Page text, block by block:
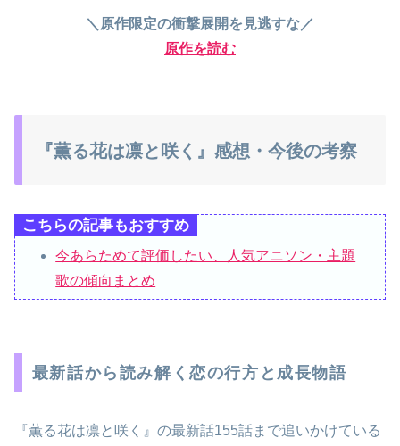
＼原作限定の衝撃展開を見逃すな／
原作を読む
『薫る花は凛と咲く』感想・今後の考察
こちらの記事もおすすめ
今あらためて評価したい、人気アニソン・主題
歌の傾向まとめ
最新話から読み解く恋の行方と成長物語
『薫る花は凛と咲く』の最新話155話まで追いかけている